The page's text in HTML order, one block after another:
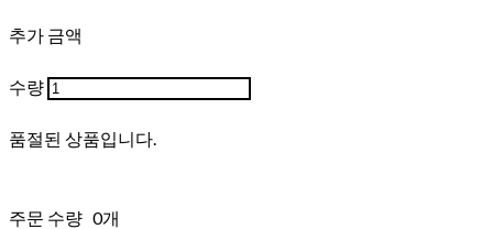
추가 금액
수량
품절된 상품입니다.
주문 수량 0개